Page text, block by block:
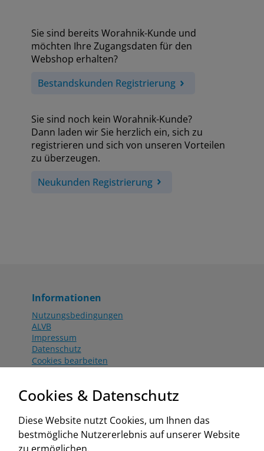
Sie sind bereits Worahnik-Kunde und
möchten Ihre Zugangsdaten für den
Webshop erhalten?
Bestandskunden Registrierung
Sie sind noch kein Worahnik-Kunde?
Dann laden wir Sie herzlich ein, sich zu
registrieren und sich von unseren Vorteilen
zu überzeugen.
Neukunden Registrierung
Informationen
Nutzungsbedingungen
ALVB
Impressum
Datenschutz
Cookies bearbeiten
Aktionsbedingungen
www.worahnik.at
Zentrale Köttlach
Cookies & Datenschutz
Diese Website nutzt Cookies, um Ihnen das
bestmögliche Nutzererlebnis auf unserer Website